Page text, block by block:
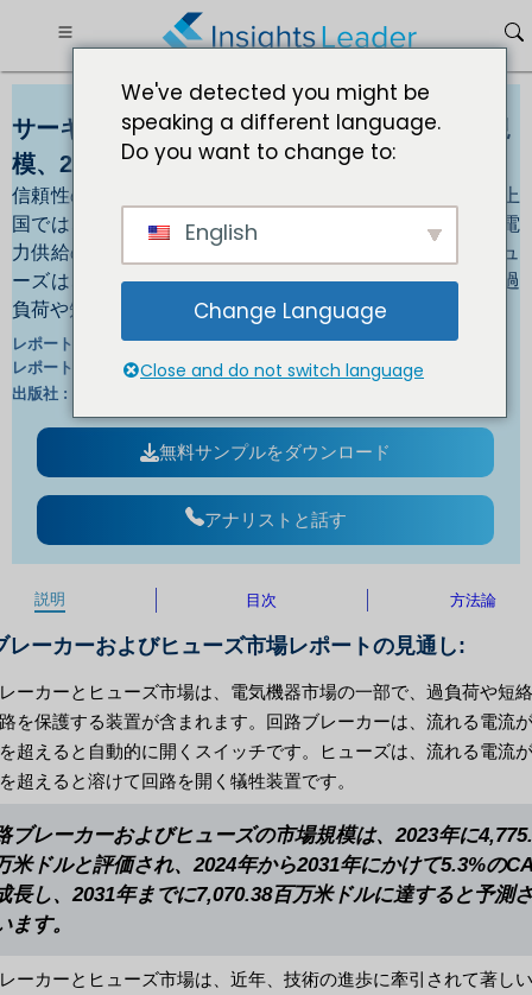
サーキットブレーカーおよびヒューズの市場規
模、2030年までに70億7,038万ポンド
信頼性の高い電力供給に対する需要の高まり 特に発展途上
国では、電力需要の増加により、信頼性が高く効率的な電
力供給の必要性が高まっています。回路ブレーカーとヒュ
ーズは、停電やその他の損傷を引き起こす可能性のある過
負荷や短絡から電気回路を保護するために不可欠です。
レポートID : 翻訳:
レポート言語: 英/日/仏/独 |
出版社 :
無料サンプルをダウンロード
アナリストと話す
説明 目次 方法論
レーカーおよびヒューズ市場レポートの見通し:
ーカーとヒューズ市場は、電気機器市場の一部で、過負荷や短
を保護する装置が含まれます。回路ブレーカーは、流れる電流
超えると自動的に開くスイッチです。ヒューズは、流れる電流
超えると溶けて回路を開く犠牲装置です。
ブレーカーおよびヒューズの市場規模は、2023年に
米ドルと評価され、2024年から2031年にかけて5.3%の
長し、2031年までに7,070.38百万米ドルに達すると予測
ます。
ーカーとヒューズ市場は、近年、技術の進歩に牽引されて著し
We've detected you might be
speaking a different language.
Do you want to change to:
English
Change Language
Close and do not switch language